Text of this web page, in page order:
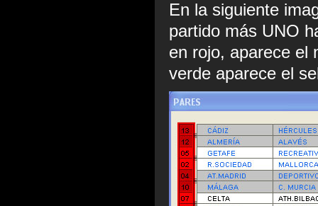
En la siguiente
partido más UNO
en rojo, aparece el
verde aparece el